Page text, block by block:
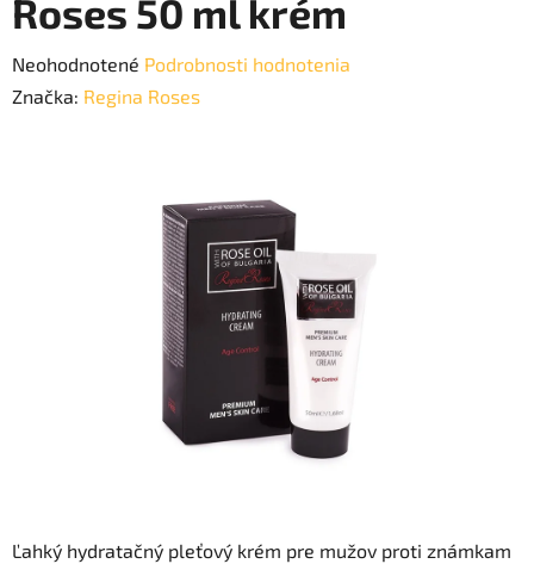
Ľahký hydratačný pleťový krém pre mužov proti známkam
Roses 50 ml krém
Priemerné
hodnotenie
Neohodnotené Podrobnosti hodnotenia
Značka: Regina Roses